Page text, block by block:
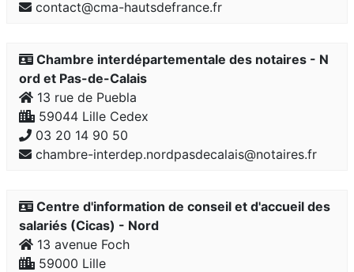
contact@cma-hautsdefrance.fr
Chambre interdépartementale des notaires - N
ord et Pas-de-Calais
13 rue de Puebla
59044 Lille Cedex
03 20 14 90 50
chambre-interdep.nordpasdecalais@notaires.fr
Centre d'information de conseil et d'accueil des
salariés (Cicas) - Nord
13 avenue Foch
59000 Lille